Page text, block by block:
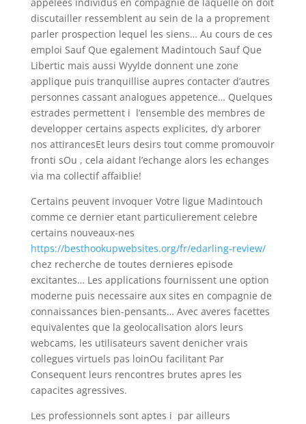
discutailler ressemblent au sein de la a proprement
parler prospection lequel les siens… Au cours de ces
emploi Sauf Que egalement Madintouch Sauf Que
Libertic mais aussi Wyylde donnent une zone
applique puis tranquillise aupres contacter d’autres
personnes cassant analogues appetence… Quelques
estrades permettent i l’ensemble des membres de
developper certains aspects explicites, d’y arborer
nos attirancesEt leurs desirs tout comme promouvoir
fronti sOu , cela aidant l’echange alors les echanges
via ma collectif affaiblie!
Certains peuvent invoquer Votre ligue Madintouch
comme ce dernier etant particulierement celebre
certains nouveaux-nes
https://besthookupwebsites.org/fr/edarling-review/
chez recherche de toutes dernieres episode
excitantes… Les applications fournissent une option
moderne puis necessaire aux sites en compagnie de
connaissances bien-pensants… Avec averes facettes
equivalentes que la geolocalisation alors leurs
webcams, les utilisateurs savent denicher vrais
collegues virtuels pas loinOu facilitant Par
Consequent leurs rencontres brutes apres les
capacites agressives.
Les professionnels sont aptes i par ailleurs